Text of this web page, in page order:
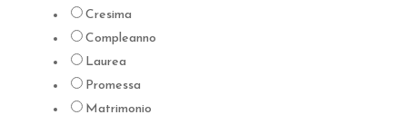
Cresima
Compleanno
Laurea
Promessa
Matrimonio